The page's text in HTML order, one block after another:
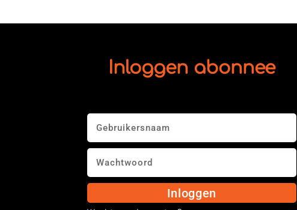
Inloggen abonnee
Inloggen